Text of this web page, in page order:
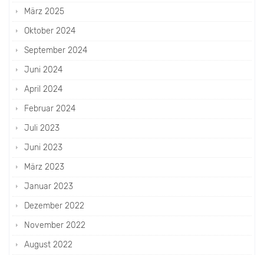
März 2025
Oktober 2024
September 2024
Juni 2024
April 2024
Februar 2024
Juli 2023
Juni 2023
März 2023
Januar 2023
Dezember 2022
November 2022
August 2022